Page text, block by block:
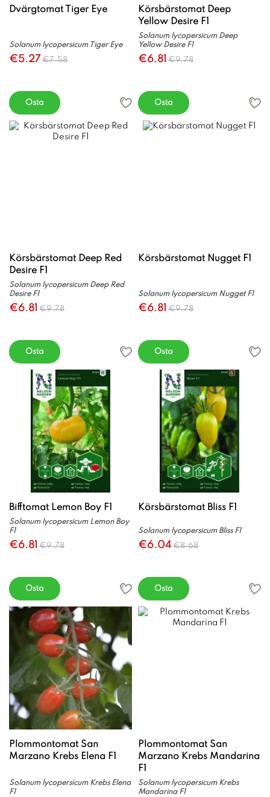
Dvärgtomat Tiger Eye
Solanum lycopersicum Tiger Eye
€5.27 €7.58
Osta
Körsbärstomat Deep
Yellow Desire F1
Solanum lycopersicum Deep
Yellow Desire F1
€6.81 €9.78
Osta
Körsbärstomat Deep Red
Desire F1
Solanum lycopersicum Deep Red
Desire F1
€6.81 €9.78
Osta
Körsbärstomat Nugget F1
Solanum lycopersicum Nugget F1
€6.81 €9.78
Osta
Bifftomat Lemon Boy F1
Solanum lycopersicum Lemon Boy
F1
€6.81 €9.78
Osta
Körsbärstomat Bliss F1
Solanum lycopersicum Bliss F1
€6.04 €8.68
Osta
Plommontomat San
Marzano Krebs Elena F1
Solanum lycopersicum Krebs Elena
F1
Plommontomat San
Marzano Krebs Mandarina
F1
Solanum lycopersicum Krebs
Mandarina F1